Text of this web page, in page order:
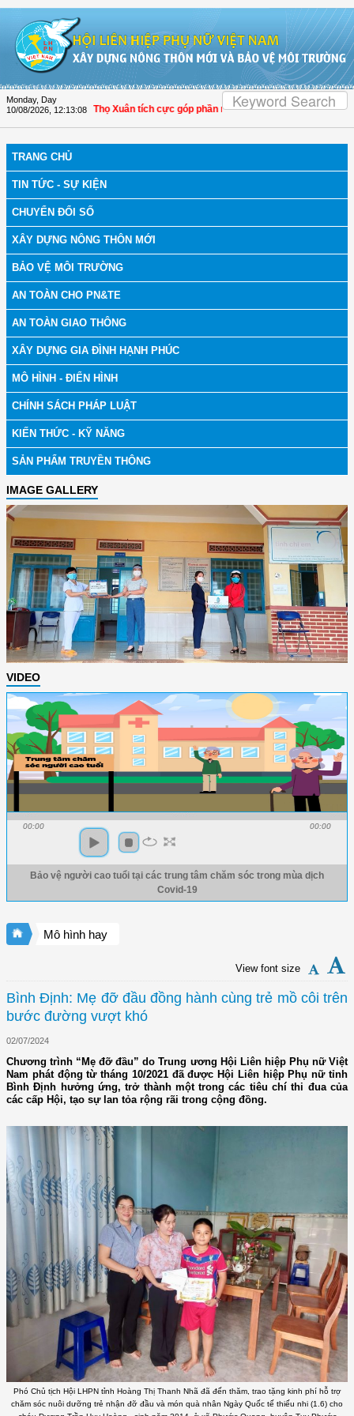
Monday, Day
10/08/2026 12:13:09
Hóa: Hội LHPN Thọ Xuân tích cực góp phần nâng cao tỷ lệ người dân tham gia
TRANG CHỦ
TIN TỨC - SỰ KIỆN
CHUYỂN ĐỔI SỐ
XÂY DỰNG NÔNG THÔN MỚI
BẢO VỆ MÔI TRƯỜNG
AN TOÀN CHO PN&TE
AN TOÀN GIAO THÔNG
XÂY DỰNG GIA ĐÌNH HẠNH PHÚC
MÔ HÌNH - ĐIỂN HÌNH
CHÍNH SÁCH PHÁP LUẬT
KIẾN THỨC - KỸ NĂNG
SẢN PHẨM TRUYỀN THÔNG
IMAGE GALLERY
VIDEO
00:00 00:00
Bảo vệ người cao tuổi tại các trung tâm chăm sóc trong mùa dịch
Covid-19
Mô hình hay
View font size
Bình Định: Mẹ đỡ đầu đồng hành cùng trẻ mồ côi trên
bước đường vượt khó
02/07/2024
Chương trình “Mẹ đỡ đầu” do Trung ương Hội Liên hiệp Phụ nữ Việt
Nam phát động từ tháng 10/2021 đã được Hội Liên hiệp Phụ nữ tỉnh
Bình Định hưởng ứng, trở thành một trong các tiêu chí thi đua của
các cấp Hội, tạo sự lan tỏa rộng rãi trong cộng đồng.
Phó Chủ tịch Hội LHPN tỉnh Hoàng Thị Thanh Nhã đã đến thăm, trao tặng kinh phí hỗ trợ
chăm sóc nuôi dưỡng trẻ nhận đỡ đầu và món quà nhân Ngày Quốc tế thiếu nhi (1.6) cho